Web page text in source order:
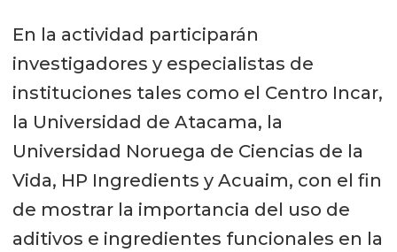
En la actividad participarán
investigadores y especialistas de
instituciones tales como el Centro Incar,
la Universidad de Atacama, la
Universidad Noruega de Ciencias de la
Vida, HP Ingredients y Acuaim, con el fin
de mostrar la importancia del uso de
aditivos e ingredientes funcionales en la